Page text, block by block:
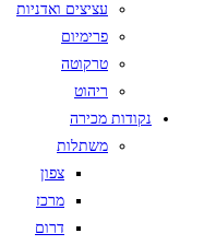
עציצים ואדניות
פרימיום
טרקוטה
ריהוט
נקודות מכירה
משתלות
צפון
מרכז
דרום